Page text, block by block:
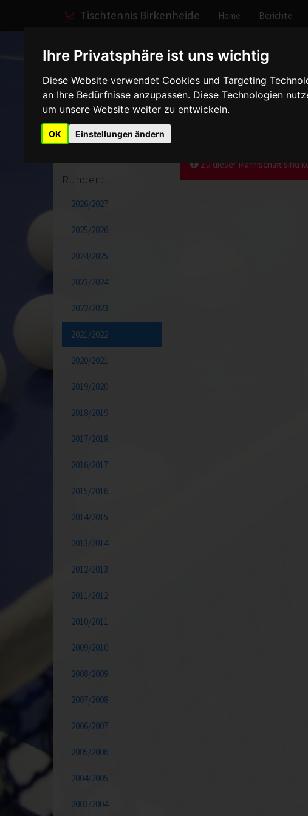
Ihre Privatsphäre ist uns wichtig
Diese Website verwendet Cookies und Targeting
an Ihre Bedürfnisse anzupassen. Diese Technologien
um unsere Website weiter zu entwickeln.
OK Einstellungen ändern
Tischtennis Birkenheide Home Berichte
Home Spiele 2021/2022 Schülerinnen I
Mannschaften
2021/2022:
Herren I
Runden:
2026/2027
2025/2026
2024/2025
2023/2024
2022/2023
2021/2022
2020/2021
2019/2020
2018/2019
2017/2018
2016/2017
2015/2016
2014/2015
2013/2014
2012/2013
2011/2012
2010/2011
2009/2010
2008/2009
2007/2008
2006/2007
2005/2006
2004/2005
2003/2004
Schülerinnen
Zu dieser Mannschaft sind